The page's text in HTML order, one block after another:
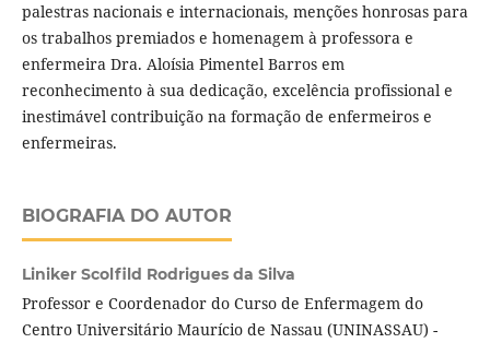
palestras nacionais e internacionais, menções honrosas para
os trabalhos premiados e homenagem à professora e
enfermeira Dra. Aloísia Pimentel Barros em
reconhecimento à sua dedicação, excelência profissional e
inestimável contribuição na formação de enfermeiros e
enfermeiras.
BIOGRAFIA DO AUTOR
Liniker Scolfild Rodrigues da Silva
Professor e Coordenador do Curso de Enfermagem do
Centro Universitário Maurício de Nassau (UNINASSAU) -